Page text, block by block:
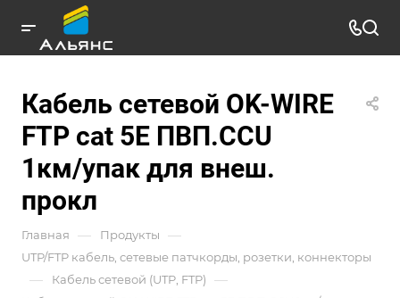
Кабель сетевой OK-WIRE
FTP cat 5E ПВП.CCU
1км/упак для внеш.
прокл
Главная — Продукты —
UTP/FTP кабель, сетевые патчкорды, розетки, коннекторы
— Кабель сетевой (UTP, FTP) —